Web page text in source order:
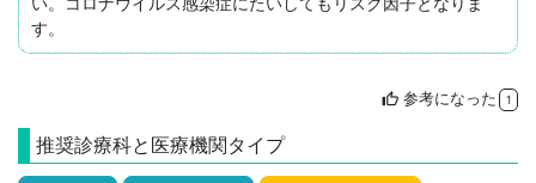
す。
thumb_up 参考になった 1
推奨診療科と医療機関タイプ